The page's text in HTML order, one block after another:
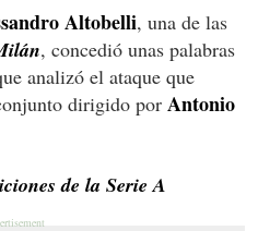
Altobelli, una de las
, concedió unas palabras
analizó el ataque que
dirigido por Antonio
de la Serie A